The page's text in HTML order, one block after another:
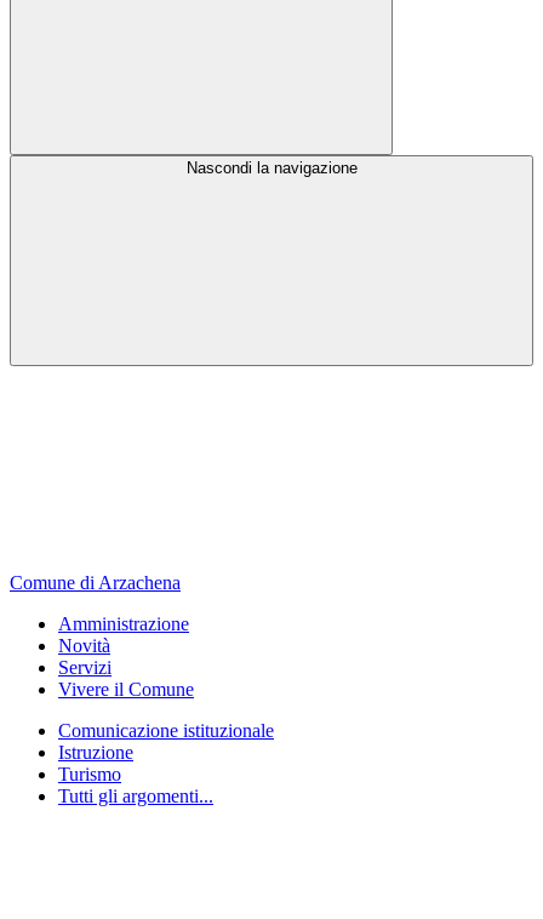
Nascondi la navigazione
Comune di Arzachena
Amministrazione
Novità
Servizi
Vivere il Comune
Comunicazione istituzionale
Istruzione
Turismo
Tutti gli argomenti...